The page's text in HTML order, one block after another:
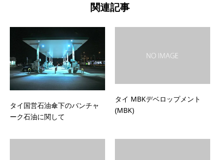
関連記事
タイ国営石油傘下のバンチャ
ーク石油に関して
タイ MBKデベロップメント
(MBK)